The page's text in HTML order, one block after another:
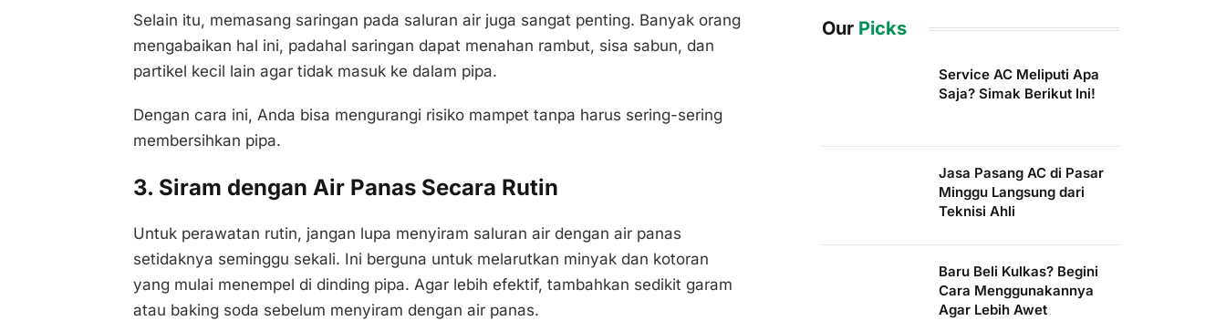
Selain itu, memasang saringan pada saluran air juga sangat penting. Banyak orang
mengabaikan hal ini, padahal saringan dapat menahan rambut, sisa sabun, dan
partikel kecil lain agar tidak masuk ke dalam pipa.
Dengan cara ini, Anda bisa mengurangi risiko mampet tanpa harus sering-sering
membersihkan pipa.
3. Siram dengan Air Panas Secara Rutin
Untuk perawatan rutin, jangan lupa menyiram saluran air dengan air panas
setidaknya seminggu sekali. Ini berguna untuk melarutkan minyak dan kotoran
yang mulai menempel di dinding pipa. Agar lebih efektif, tambahkan sedikit garam
atau baking soda sebelum menyiram dengan air panas.
Our Picks
Service AC Meliputi Apa
Saja? Simak Berikut Ini!
Jasa Pasang AC di Pasar
Minggu Langsung dari
Teknisi Ahli
Baru Beli Kulkas? Begini
Cara Menggunakannya
Agar Lebih Awet